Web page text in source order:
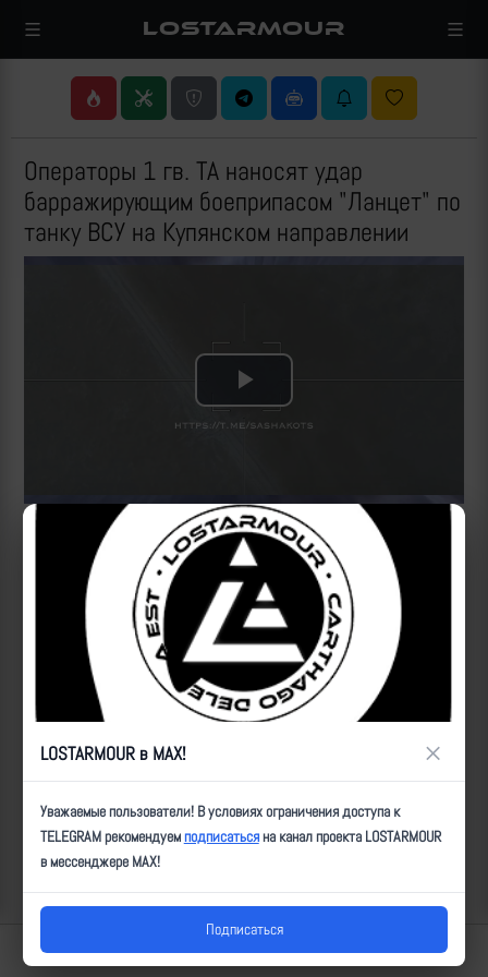
LOSTARMOUR
Операторы 1 гв. ТА наносят удар
барражирующим боеприпасом "Ланцет" по
танку ВСУ на Купянском направлении
Play
https://t.me/sashakots/44618
https://t.me/rt_russian/187093
12629 | Автор:ultz | Дата: 2024-01-23 | Просмотров: 1997
Ланцет, танк, промах, мод_н, _1ТА
Популярные за сегодня видео
Lostarmour | Carthago Delenda Est | 2014-2026
LOSTARMOUR в MAX! ×
Уважаемые пользователи! В условиях ограничения доступа к
TELEGRAM рекомендуемподписатьсяна канал проекта LOSTARMOUR
в мессенджере MAX!
Подписаться